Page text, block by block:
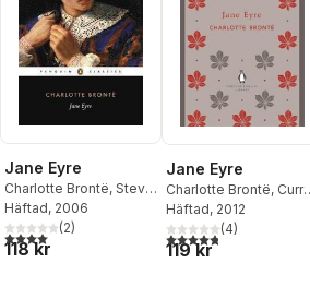
Jane Eyre
Charlotte Brontë, Stevie
Davies
Häftad, 2006
4,0utav 5 stjärnor. Totalt antal röster:
(2)
118 kr
Jane Eyre
Charlotte Brontë,
Bell
Häftad, 2012
4,8utav 5 stjärnor.
(4)
119 kr